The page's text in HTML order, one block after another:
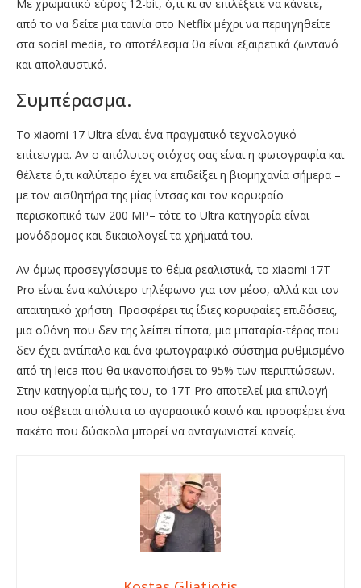
Με χρωματικό εύρος 12-bit, ό,τι κι αν επιλέξετε να κάνετε,
από το να δείτε μια ταινία στο Netflix μέχρι να περιηγηθείτε
στα social media, το αποτέλεσμα θα είναι εξαιρετικά ζωντανό
και απολαυστικό.
Συμπέρασμα.
Το xiaomi 17 Ultra είναι ένα πραγματικό τεχνολογικό
επίτευγμα. Αν ο απόλυτος στόχος σας είναι η φωτογραφία και
θέλετε ό,τι καλύτερο έχει να επιδείξει η βιομηχανία σήμερα –
με τον αισθητήρα της μίας ίντσας και τον κορυφαίο
περισκοπικό των 200 MP– τότε το Ultra κατηγορία είναι
μονόδρομος και δικαιολογεί τα χρήματά του.
Αν όμως προσεγγίσουμε το θέμα ρεαλιστικά, το xiaomi 17T
Pro είναι ένα καλύτερο τηλέφωνο για τον μέσο, αλλά και τον
απαιτητικό χρήστη. Προσφέρει τις ίδιες κορυφαίες επιδόσεις,
μια οθόνη που δεν της λείπει τίποτα, μια μπαταρία-τέρας που
δεν έχει αντίπαλο και ένα φωτογραφικό σύστημα ρυθμισμένο
από τη leica που θα ικανοποιήσει το 95% των περιπτώσεων.
Στην κατηγορία τιμής του, το 17T Pro αποτελεί μια επιλογή
που σέβεται απόλυτα το αγοραστικό κοινό και προσφέρει ένα
πακέτο που δύσκολα μπορεί να ανταγωνιστεί κανείς.